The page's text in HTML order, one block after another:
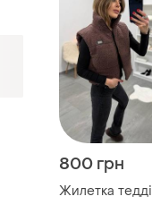
800 грн
Жилетка тедді